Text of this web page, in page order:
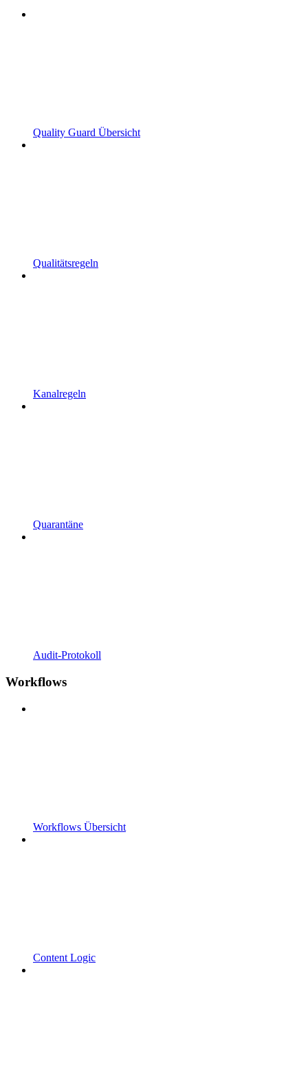
Quality Guard Übersicht
Qualitätsregeln
Kanalregeln
Quarantäne
Audit-Protokoll
Workflows
Workflows Übersicht
Content Logic